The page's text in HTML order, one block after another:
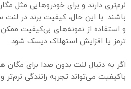
نرم‌تری دارند و برای خودروهایی مثل
باشند. با این حال، کیفیت برند در لنت
و استفاده از نمونه‌های بی‌کیفیت
ترمز یا افزایش استهلاک دیسک شود.
اگر به دنبال لنت بدون صدا برای مگان
باکیفیت می‌تواند تجربه رانندگی نرم‌تر